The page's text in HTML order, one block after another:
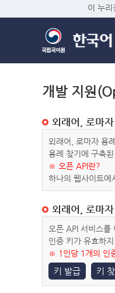
이 누리
개발 지원
외래어, 로마
외래어, 로마자 용
용례 찾기에 구축
※ 오픈 API란?
하나의 웹사이트에
외래어, 로마
오픈 API 서비스를
인증 키가 유효하
※ 1인당 1개의 인
키 발급 키 찾